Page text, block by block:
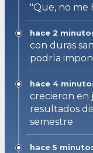
"Que, no me
hace 2
con duras
podría
hace 4
crecieron en
resultados
semestre
hace 5